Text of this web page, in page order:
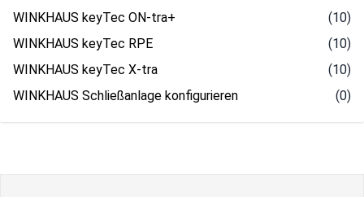
WINKHAUS keyTec ON-tra+
(10)
WINKHAUS keyTec RPE
(10)
WINKHAUS keyTec X-tra
(10)
WINKHAUS Schließanlage konfigurieren
(0)